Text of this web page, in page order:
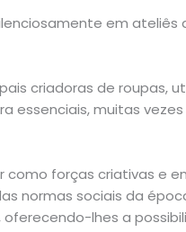
em ateliês
criadoras de roupas,
essenciais, muitas
como forças criativas e
normas sociais da
lhes a